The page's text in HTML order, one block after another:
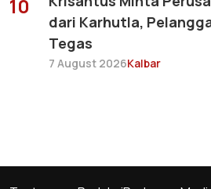
10
dari Karhutla,
Tegas
7 August 2026Kalbar